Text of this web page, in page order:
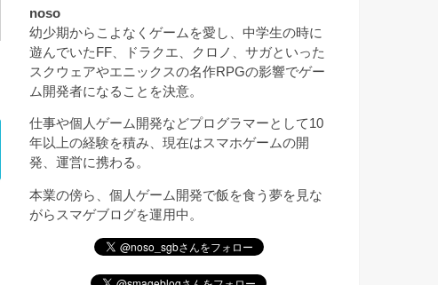
noso
幼少期からこよなくゲームを愛し、中学生の時に
遊んでいたFF、ドラクエ、クロノ、サガといった
スクウェアやエニックスの名作RPGの影響でゲー
ム開発者になることを決意。
仕事や個人ゲーム開発などプログラマーとして10
年以上の経験を積み、現在はスマホゲームの開
発、運営に携わる。
本業の傍ら、個人ゲーム開発で飯を食う夢を見な
がらスマゲブログを運用中。